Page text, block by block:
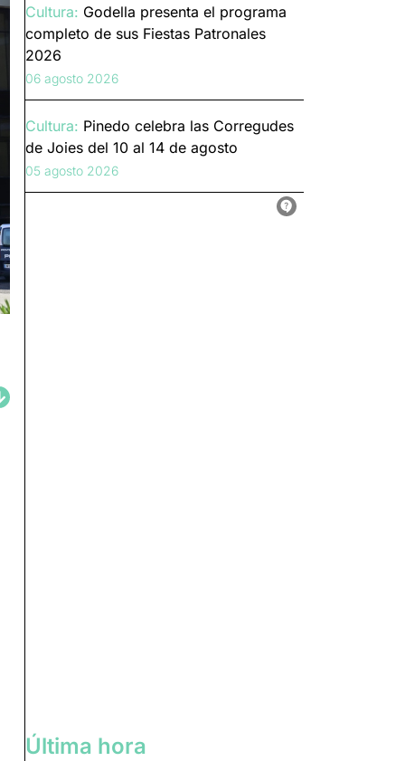
Cultura: Godella presenta el programa
completo de sus Fiestas Patronales
2026
06 agosto 2026
Cultura: Pinedo celebra las Corregudes
de Joies del 10 al 14 de agosto
05 agosto 2026
Última hora